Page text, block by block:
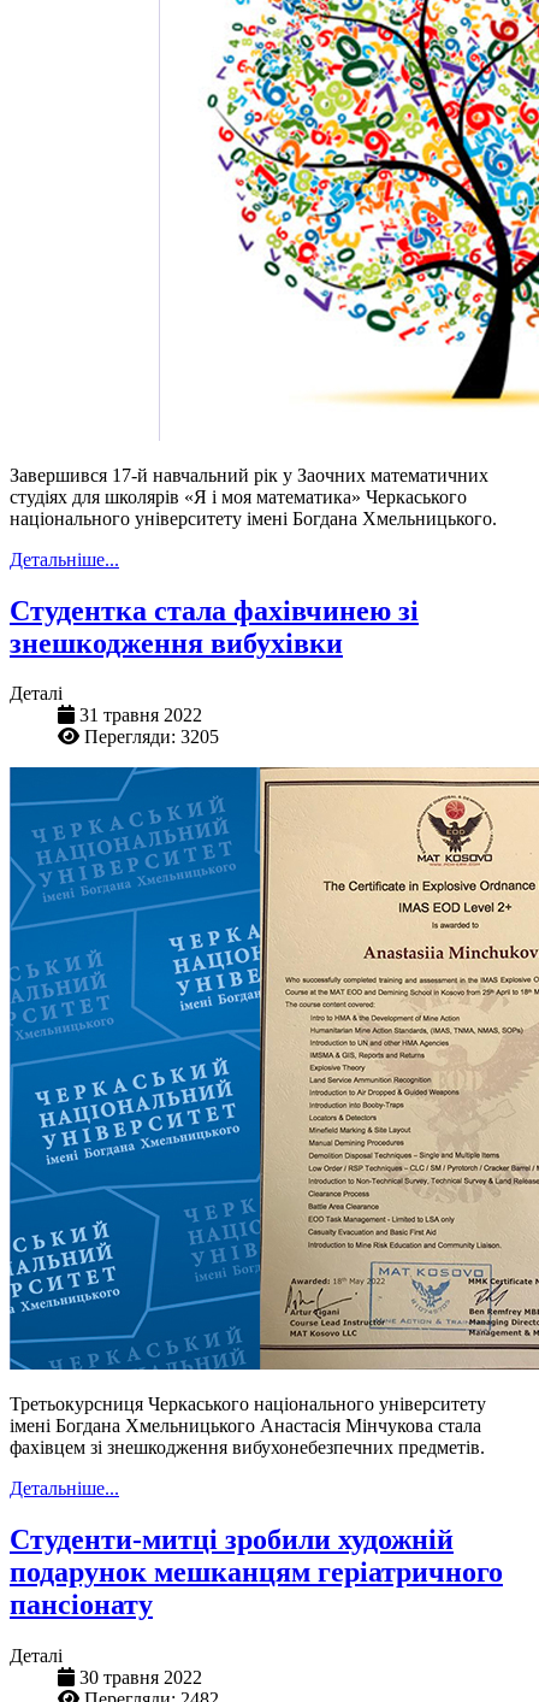
Завершився 17-й навчальний рік у Заочних математичних
студіях для школярів «Я і моя математика» Черкаського
національного університету імені Богдана Хмельницького.
Детальніше...
Студентка стала фахівчинею зі
знешкодження вибухівки
Деталі
31 травня 2022
Перегляди: 3205
Третьокурсниця Черкаського національного університету
імені Богдана Хмельницького Анастасія Мінчукова стала
фахівцем зі знешкодження вибухонебезпечних предметів.
Детальніше...
Студенти-митці зробили художній
подарунок мешканцям геріатричного
пансіонату
Деталі
30 травня 2022